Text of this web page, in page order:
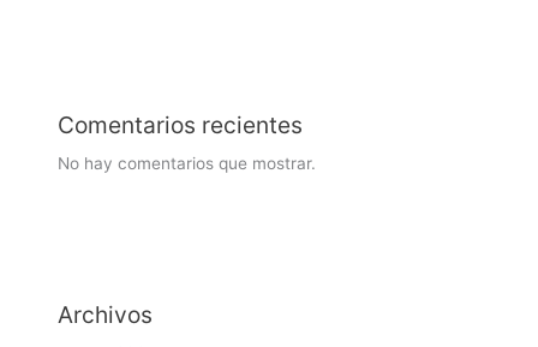
Comentarios recientes
No hay comentarios que mostrar.
Archivos